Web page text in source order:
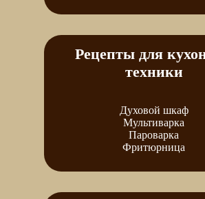
Рецепты для
техники
Духовой шкаф
Мультиварка
Пароварка
Фритюрница